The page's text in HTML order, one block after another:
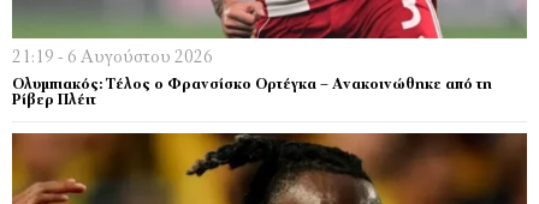
21:19 - 6 Αυγούστου 2026
Ολυμπιακός: Τέλος ο Φρανσίσκο Ορτέγκα – Ανακοινώθηκε από τη
Ρίβερ Πλέιτ